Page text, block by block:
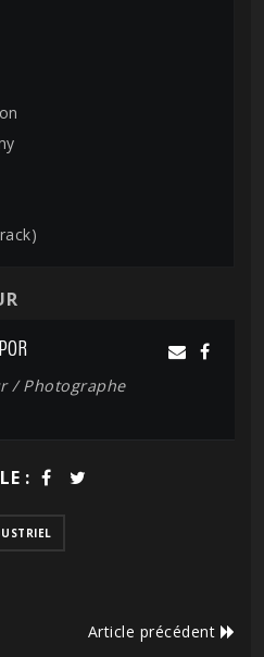
/ Photographe
:
Article précédent